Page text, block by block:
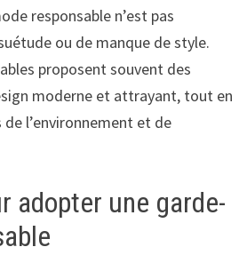
responsable n’est pas
ou de manque de style.
proposent souvent des
moderne et attrayant, tout en
l’environnement et de
adopter une garde-